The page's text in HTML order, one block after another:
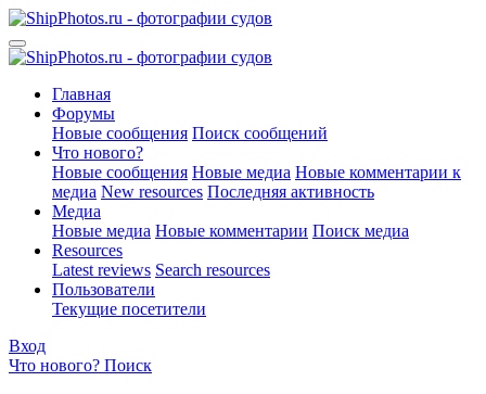
Главная
Форумы
Новые сообщения Поиск сообщений
Что нового?
Новые сообщения Новые медиа Новые комментарии к
медиа New resources Последняя активность
Медиа
Новые медиа Новые комментарии Поиск медиа
Resources
Latest reviews Search resources
Пользователи
Текущие посетители
Вход
Что нового? Поиск